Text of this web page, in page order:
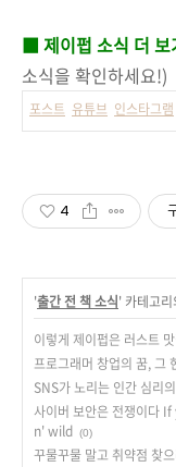
■ 제이펍 소식 더 보
소식을 확인하세요!)
포스트 유튜브 인스타그램
4
'출간 전 책 소식' 카테고
이렇게 제이펍은 러스트
프로그래머 창업의 꿈, 그
SNS가 노리는 인간 심리
사이버 보안은 전쟁이
n' wild (0)
꾸물꾸물 말고 취약점 찾